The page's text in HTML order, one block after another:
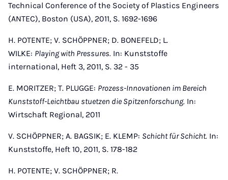
Technical Conference of the Society of Plastics Engineers
(ANTEC), Boston (USA), 2011, S. 1692-1696
H. POTENTE; V. SCHÖPPNER; D. BONEFELD; L.
WILKE: Playing with Pressures. In: Kunststoffe
international, Heft 3, 2011, S. 32 - 35
E. MORITZER; T. PLUGGE: Prozess-Innovationen im Bereich
Kunststoff-Leichtbau stuetzen die Spitzenforschung. In:
Wirtschaft Regional, 2011
V. SCHÖPPNER; A. BAGSIK; E. KLEMP: Schicht für Schicht. In:
Kunststoffe, Heft 10, 2011, S. 178-182
H. POTENTE; V. SCHÖPPNER; R.